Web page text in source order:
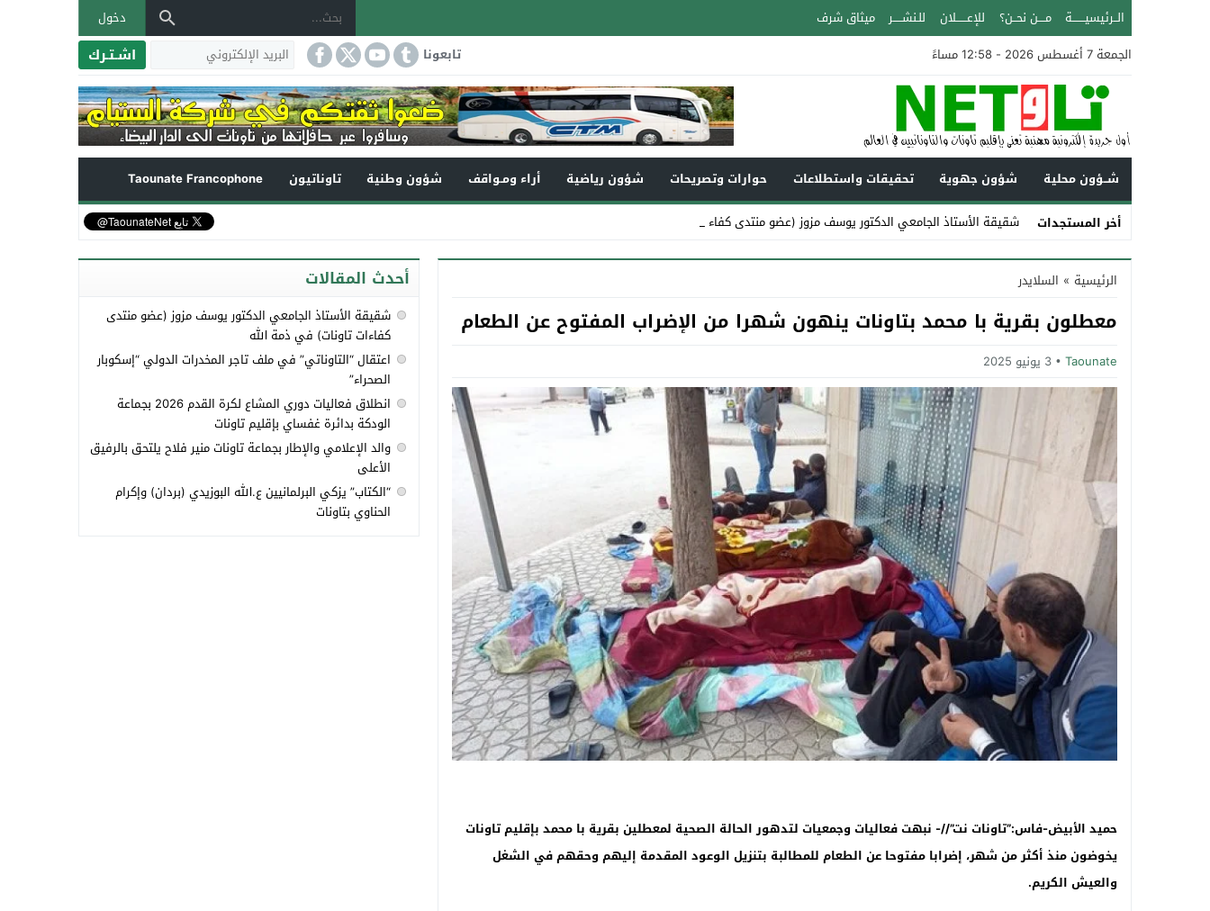
الــرئيسيـــــــة مــــن نحــن؟ للإعــــــلان للـنشـــــر ميثاق شرف
دخول
الجمعة 7 أغسطس 2026 - 12:58 مساءً
تابعونا اشـتـرك
شــؤون محلية شؤون جهوية تحقيقات واستطلاعات حوارات وتصريحات شؤون رياضية أراء ومـواقف شؤون وطنية تاوناتيون
Taounate Francophone
أخر المستجدات
شقيقة الأستاذ الجامعي الدكتور يوسف مزوز (عضو منتدى كفاءات تاون_
Stop
Previous
Next
الرئيسية » السلايدر
معطلون بقرية با محمد بتاونات ينهون شهرا من الإضراب المفتوح عن الطعام
Taounate 3 يونيو 2025
حميد الأبيض-فاس:”تاونات نت”//- نبهت فعاليات وجمعيات لتدهور الحالة الصحية لمعطلين بقرية با محمد بإقليم تاونات
يخوضون منذ أكثر من شهر، إضرابا مفتوحا عن الطعام للمطالبة بتنزيل الوعود المقدمة إليهم وحقهم في الشغل
والعيش الكريم.
أحدث المقالات
شقيقة الأستاذ الجامعي الدكتور يوسف مزوز (عضو منتدى
كفاءات تاونات) في ذمة الله
اعتقال “التاوناتي” في ملف تاجر المخدرات الدولي “إسكوبار
الصحراء”
انطلاق فعاليات دوري المشاع لكرة القدم 2026 بجماعة
الودكة بدائرة غفساي بإقليم تاونات
والد الإعلامي والإطار بجماعة تاونات منير فلاح يلتحق بالرفيق
الأعلى
“الكتاب” يزكي البرلمانيين ع.الله البوزيدي (بردان) وإكرام
الحناوي بتاونات